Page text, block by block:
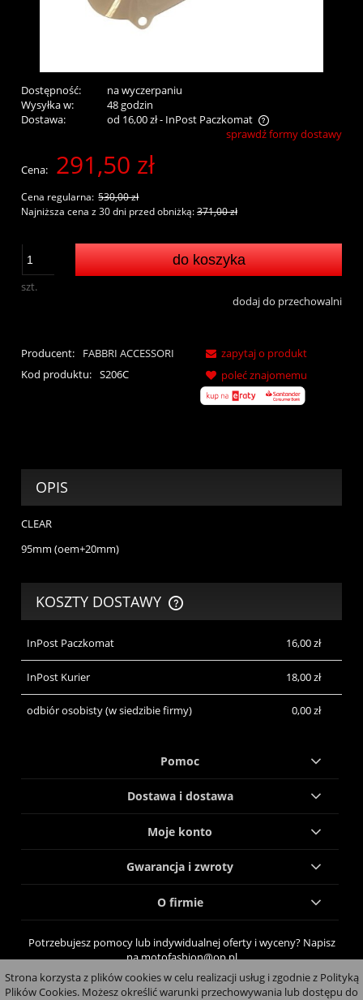
Strona korzysta z plików cookies w celu realizacji usług i zgodnie z Polityką
Plików Cookies. Możesz określić warunki przechowywania lub dostępu do
Dostępność:
na wyczerpaniu
Wysyłka w:
48 godzin
Dostawa:
od 16,00 zł- InPost Paczkomat
Cena nie zawiera ewentualnych kosztów płatnościsprawdź formy dostawy
Cena: 291,50 zł
Cena regularna: 530,00 zł
Najniższa cena z 30 dni przed obniżką:371,00 zł
szt.
do koszyka
dodaj do przechowalni
Producent:
FABBRI ACCESSORI
Kod produktu: S206C
zapytaj o produkt
poleć znajomemu
OPIS
CLEAR
95mm (oem+20mm)
KOSZTY DOSTAWY
CENA NIE ZAWIERA EWENTUALNYCH KOSZTÓW PŁATNOŚCI
InPost Paczkomat 16,00 zł
InPost Kurier 18,00 zł
odbiór osobisty(w siedzibie firmy) 0,00 zł
Pomoc
Dostawa i dostawa
Moje konto
Gwarancja i zwroty
O firmie
Potrzebujesz pomocy lub indywidualnej oferty i wyceny? Napisz
na motofashion@op.pl
pokaż pełną wersję strony